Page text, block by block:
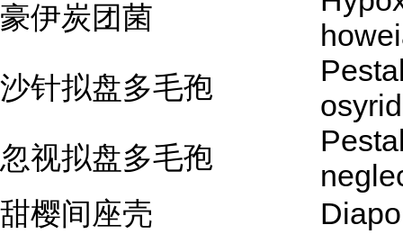
豪伊炭团菌
沙针拟盘多毛孢
忽视拟盘多毛孢
甜樱间座壳